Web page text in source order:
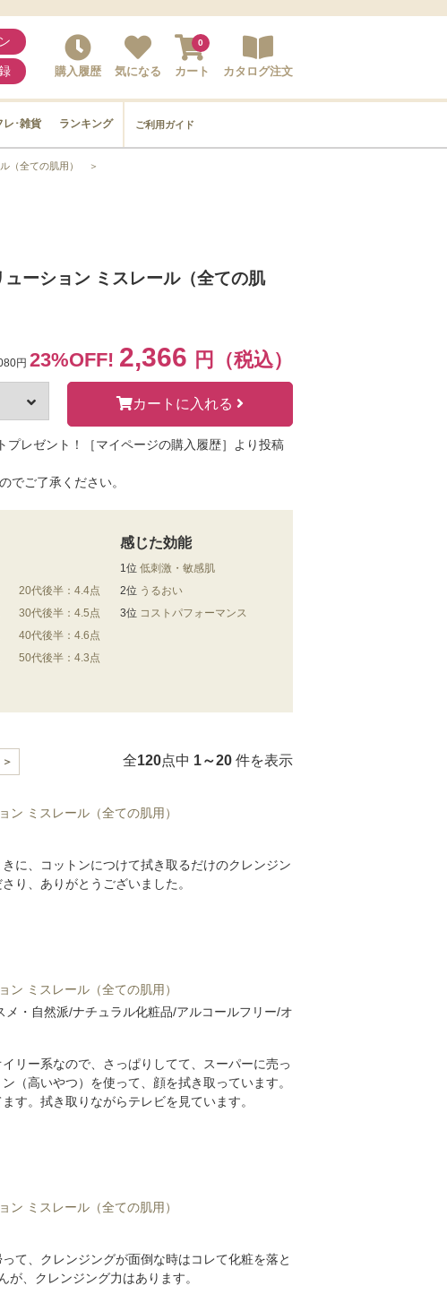
購入履歴 気になる カート
0
カタログ注文
レ･雑貨 ランキング ご利用ガイド
（全ての肌用） ＞
ーション ミスレール（全ての肌
円 23%OFF! 2,366 円（税込）
カートに入れる
レゼント！［マイページの購入履歴］より投稿
でご了承ください。
感じた効能
1位 低刺激・敏感肌
20代後半：4.4点 2位 うるおい
30代後半：4.5点 3位 コストパフォーマンス
40代後半：4.6点
50代後半：4.3点
＞ 全120点中 1～20 件を表示
ン ミスレール（全ての肌用）
に、コットンにつけて拭き取るだけのクレンジン
り、ありがとうございました。
ン ミスレール（全ての肌用）
・自然派/ナチュラル化粧品/アルコールフリー/オ
リー系なので、さっぱりしてて、スーパーに売っ
（高いやつ）を使って、顔を拭き取っています。
す。拭き取りながらテレビを見ています。
ン ミスレール（全ての肌用）
て、クレンジングが面倒な時はコレて化粧を落と
が、クレンジング力はあります。